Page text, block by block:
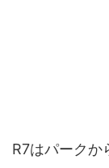
R7はパークか